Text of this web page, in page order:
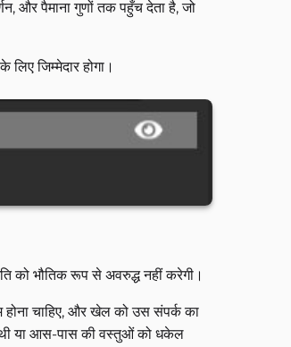
और पैमाना गुणों तक पहुँच देता है, जो
जिम्मेदार होगा।
को भौतिक रूप से अवरुद्ध नहीं करेगी।
चाहिए, और खेल को उस संपर्क का
थी या आस-पास की वस्तुओं को धकेल